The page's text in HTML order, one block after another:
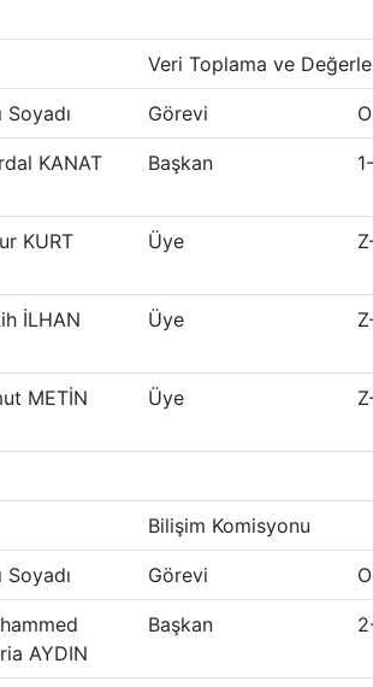
Veri Toplama ve
Soyadı Görevi
KANAT Başkan
KURT Üye
İLHAN Üye
METİN Üye
Bilişim Komisyonu
Soyadı Görevi
AYDIN
Başkan